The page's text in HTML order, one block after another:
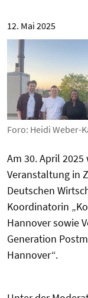
12. Mai 2025
Foro: Heidi Weber-
Am 30. April
Veranstaltung in
Deutschen
Koordinatorin
Hannoversowie
Generation
Hannover“.